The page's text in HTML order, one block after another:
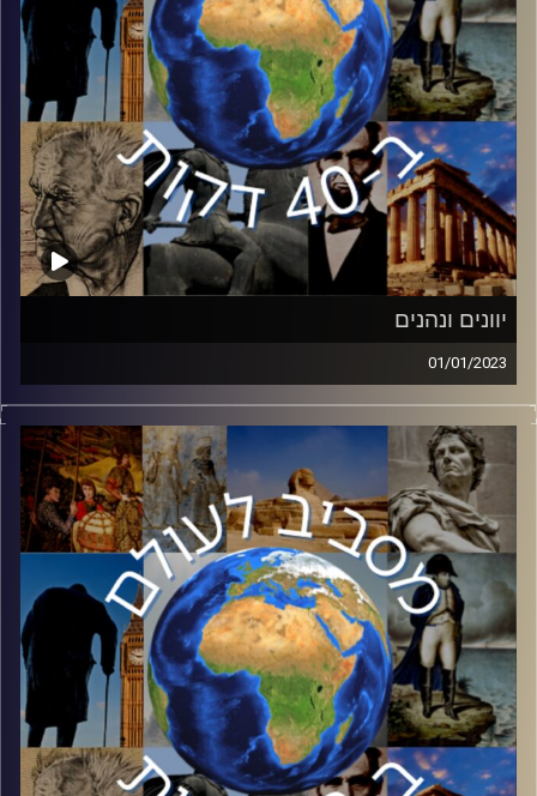
יוונים ונהנים
01/01/2023
שבוע שעבר סיימנו לחגוג את חנוכה – החג בו ניצחו המכבים
את היוונים. אך
האם אנחנו מכירים את היוונים? ניל בר הצטרף אלינו למסע
היכרות עם יוון
העתיקה
קרדיט תמונות:יוסי מצרי